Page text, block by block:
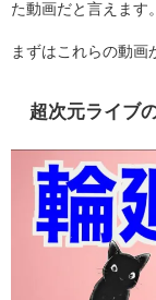
た動画だと言えます。
まずはこれらの動画
超次元ライブ